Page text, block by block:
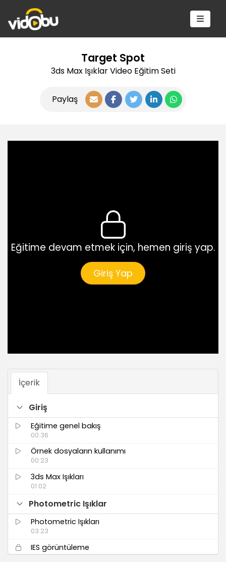
Target Spot
3ds Max Işıklar Video Eğitim Seti
Paylaş
Eğitime devam etmek için, hemen giriş yap.
Giriş Yap
İçerik
Giriş
Eğitime genel bakış
00:36
Örnek dosyaların kullanımı
00:23
3ds Max Işıkları
01:02
Photometric Işıklar
Photometric Işıkları
03:23
IES görüntüleme
01:53